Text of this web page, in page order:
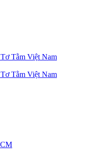
Tằm Việt Nam
Tằm Việt Nam